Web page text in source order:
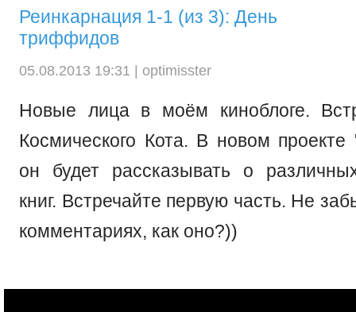
Реинкарнация 1-1 (из 3): День
триффидов
05.08.2013 19:31 | optimisster
Новые лица в моём киноблоге.
Космического Кота. В новом проекте
он будет рассказывать о
книг. Встречайте первую часть. Не
комментариях, как оно?))